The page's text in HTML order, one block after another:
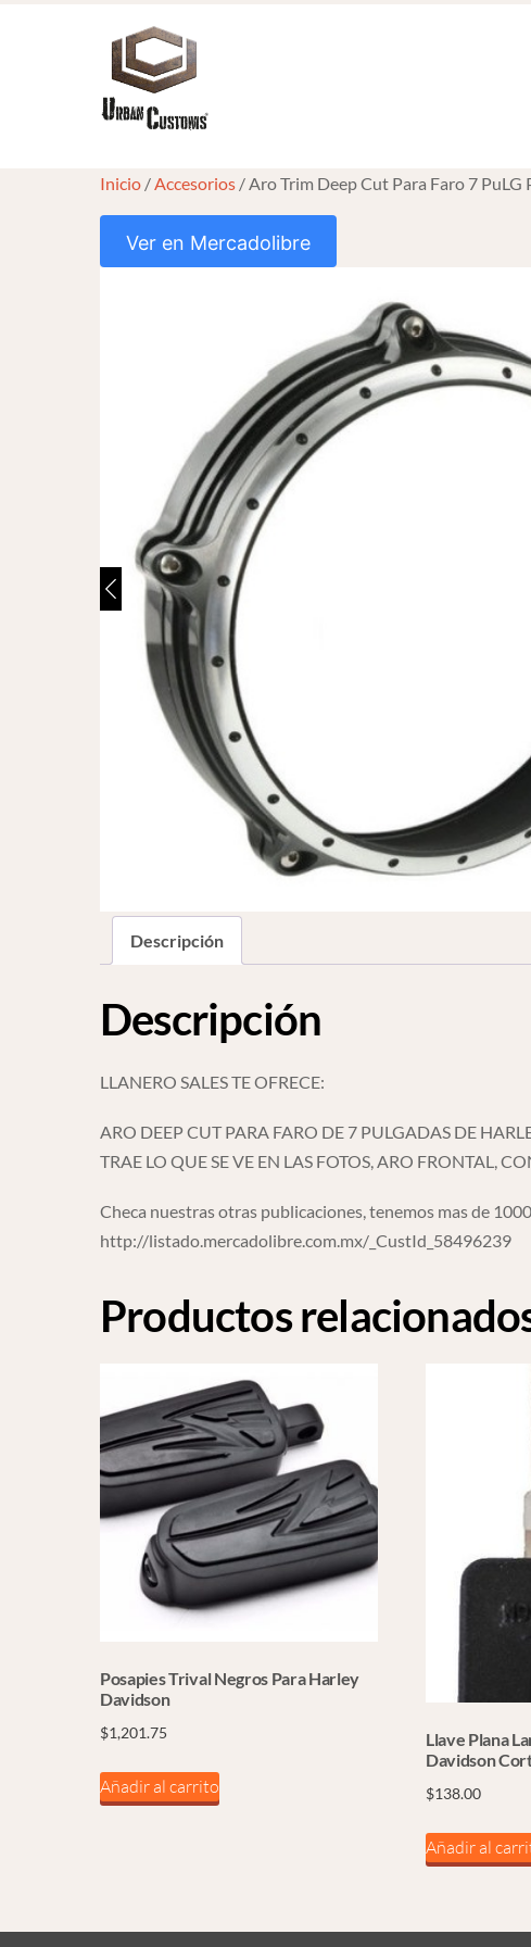
Inicio /Accesorios / Aro Trim Deep Cut Para Faro 7 PuLG
Ver en Mercadolibre
Descripción
Descripción
LLANERO SALES TE OFRECE:
ARO DEEP CUT PARA FARO DE 7 PULGADAS DE
TRAE LO QUE SE VE EN LAS FOTOS, ARO FRONTAL,
Checa nuestras otras publicaciones, tenemos mas de
http://listado.mercadolibre.com.mx/_CustId_58496239
Productos
Posapies Trival Negros Para Harley
Davidson
$1,201.75
Añadir al carrito
Llave Plana
Davidson
$138.00
Añadir al